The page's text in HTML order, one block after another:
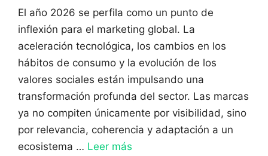
El año 2026 se perfila como un punto de
inflexión para el marketing global. La
aceleración tecnológica, los cambios en los
hábitos de consumo y la evolución de los
valores sociales están impulsando una
transformación profunda del sector. Las marcas
ya no compiten únicamente por visibilidad, sino
por relevancia, coherencia y adaptación a un
ecosistema … Leer más